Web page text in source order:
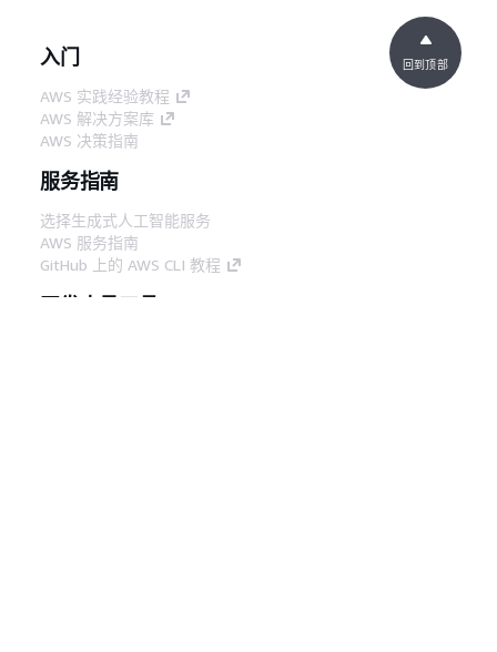
入门
AWS 实践经验教程
AWS 解决方案库
AWS 决策指南
服务指南
选择生成式人工智能服务
AWS 服务指南
GitHub 上的 AWS CLI 教程
开发人员工具
回到顶部